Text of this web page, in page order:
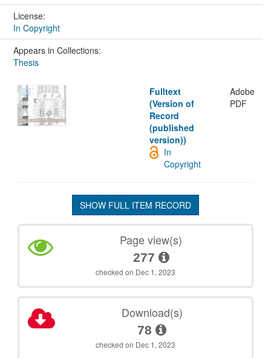
License:
In Copyright
Appears in Collections:
Thesis
Fulltext
(Version of
Record
(published
version))
Adobe
PDF
In
Copyright
SHOW FULL ITEM RECORD
Page view(s)
277
checked on Dec 1, 2023
Download(s)
78
checked on Dec 1, 2023